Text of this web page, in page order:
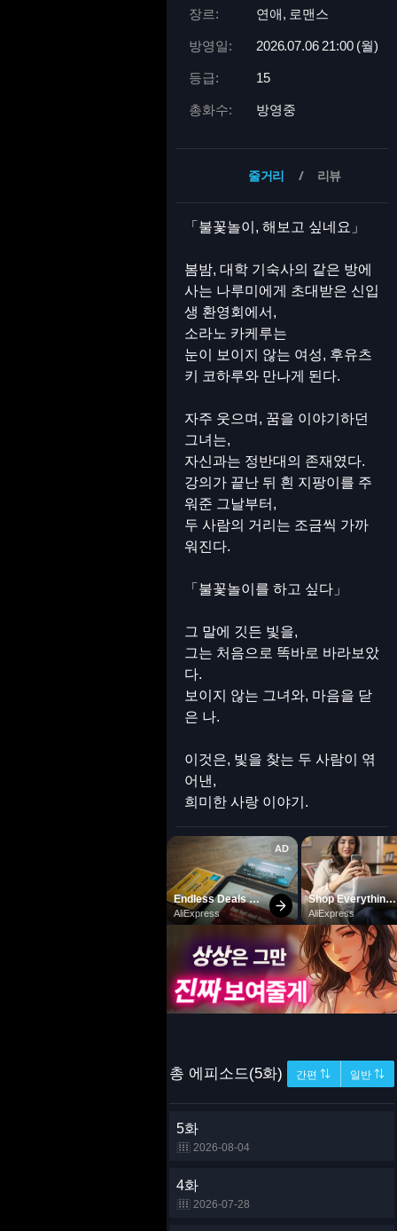
장르: 연애, 로맨스
방영일: 2026.07.06 21:00 (월)
등급: 15
총화수: 방영중
줄거리 리뷰
「불꽃놀이, 해보고 싶네요」
봄밤, 대학 기숙사의 같은 방에
사는 나루미에게 초대받은 신입
생 환영회에서,
소라노 카케루는
눈이 보이지 않는 여성, 후유츠
키 코하루와 만나게 된다.
자주 웃으며, 꿈을 이야기하던
그녀는,
자신과는 정반대의 존재였다.
강의가 끝난 뒤 흰 지팡이를 주
워준 그날부터,
두 사람의 거리는 조금씩 가까
워진다.
「불꽃놀이를 하고 싶다」
그 말에 깃든 빛을,
그는 처음으로 똑바로 바라보았
다.
보이지 않는 그녀와, 마음을 닫
은 나.
이것은, 빛을 찾는 두 사람이 엮
어낸,
희미한 사랑 이야기.
총 에피소드(5화) 간편 ⇅ 일반 ⇅
5화
2026-08-04
4화
2026-07-28